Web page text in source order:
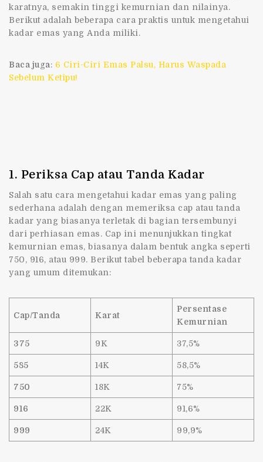
karatnya, semakin tinggi kemurnian dan nilainya.
Berikut adalah beberapa cara praktis untuk mengetahui
kadar emas yang Anda miliki.
Baca juga: 6 Ciri-Ciri Emas Palsu, Harus Waspada
Sebelum Ketipu!
1. Periksa Cap atau Tanda Kadar
Salah satu cara mengetahui kadar emas yang paling
sederhana adalah dengan memeriksa cap atau tanda
kadar yang biasanya terletak di bagian tersembunyi
dari perhiasan emas. Cap ini menunjukkan tingkat
kemurnian emas, biasanya dalam bentuk angka seperti
750, 916, atau 999. Berikut tabel beberapa tanda kadar
yang umum ditemukan:
Cap/Tanda Karat
Persentase
Kemurnian
375 9K 37,5%
585 14K 58,5%
750 18K 75%
916 22K 91,6%
999 24K 99,9%